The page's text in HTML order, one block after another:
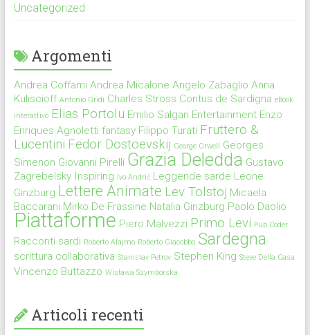
Uncategorized
Argomenti
Andrea Coffami Andrea Micalone Angelo Zabaglio Anna
Kuliscioff Antonio Gridi Charles Stross Contus de Sardigna eBook
interattivo Elias Portolu Emilio Salgari Entertainment Enzo
Enriques Agnoletti fantasy Filippo Turati Fruttero &
Lucentini Fëdor Dostoevskij George Orwell Georges
Simenon Giovanni Pirelli Grazia Deledda Gustavo
Zagrebelsky Inspiring Ivo Andrić Leggende sarde Leone
Ginzburg Lettere Animate Lev Tolstoj Micaela
Baccarani Mirko De Frassine Natalia Ginzburg Paolo Daolio
Piattaforme Piero Malvezzi Primo Levi Pub Coder
Racconti sardi Roberto Alajmo Roberto Giacobbo Sardegna
scrittura collaborativa Stanislav Petrov Stephen King Steve Della Casa
Vincenzo Buttazzo Wisława Szymborska
Articoli recenti